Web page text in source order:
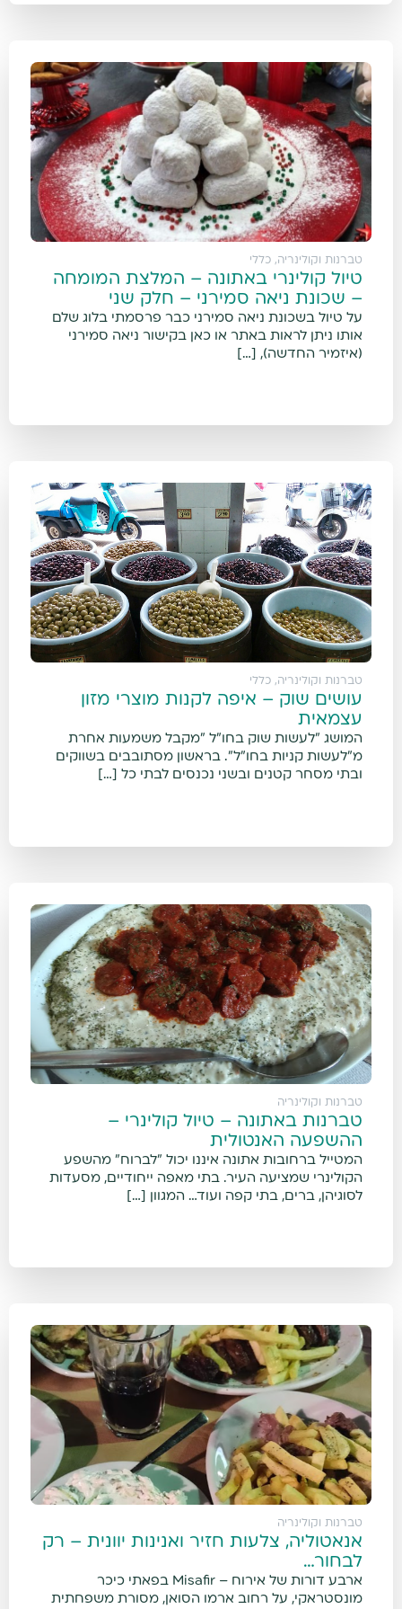
טברנות וקולינריה, כללי
טיול קולינרי באתונה – המלצת המומחה
– שכונת ניאה סמירני – חלק שני
על טיול בשכונת ניאה סמירני כבר פרסמתי בלוג שלם
אותו ניתן לראות באתר או כאן בקישור ניאה סמירני
(איזמיר החדשה), […]
טברנות וקולינריה, כללי
עושים שוק – איפה לקנות מוצרי מזון
עצמאית
המושג "לעשות שוק בחו"ל "מקבל משמעות אחרת
מ"לעשות קניות בחו"ל". בראשון מסתובבים בשווקים
ובתי מסחר קטנים ובשני נכנסים לבתי כל […]
טברנות וקולינריה
טברנות באתונה – טיול קולינרי –
ההשפעה האנטולית
המטייל ברחובות אתונה איננו יכול "לברוח" מהשפע
הקולינרי שמציעה העיר. בתי מאפה ייחודיים, מסעדות
לסוגיהן, ברים, בתי קפה ועוד… המגוון […]
טברנות וקולינריה
אנאטוליה, צלעות חזיר ואנינות יוונית – רק
לבחור…
ארבע דורות של אירוח – Misafir בפאתי כיכר
מונסטראקי, על רחוב ארמו הסואן, מסורת משפחתית